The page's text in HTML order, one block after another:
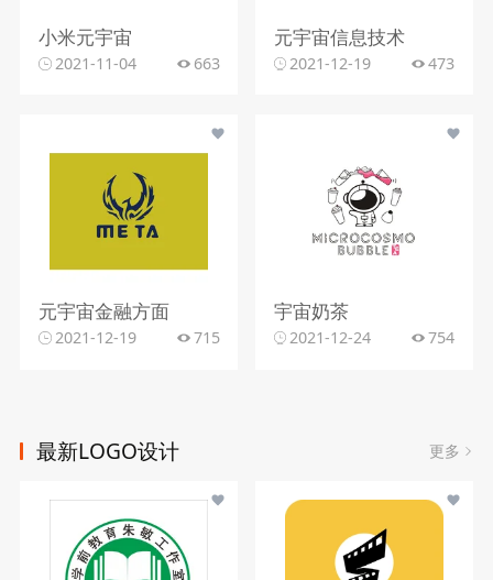
小米元宇宙
2021-11-04 663
元宇宙信息技术
2021-12-19 473
元宇宙金融方面
2021-12-19 715
宇宙奶茶
2021-12-24 754
最新LOGO设计 更多